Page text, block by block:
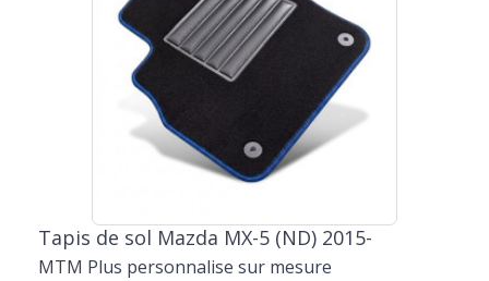
Tapis de sol Mazda MX-5 (ND) 2015-
MTM Plus personnalise sur mesure